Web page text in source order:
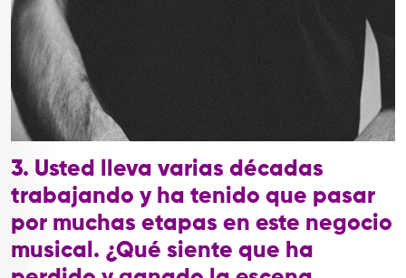
3. Usted lleva varias décadas
trabajando y ha tenido que pasar
por muchas etapas en este negocio
musical. ¿Qué siente que ha